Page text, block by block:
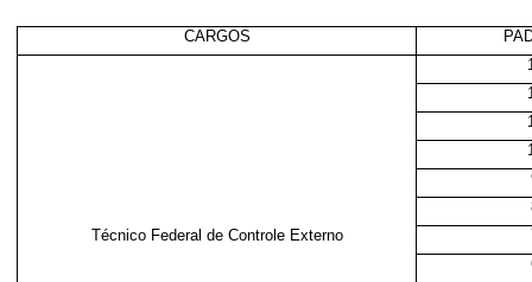
CARGOS
Técnico Federal de Controle Externo